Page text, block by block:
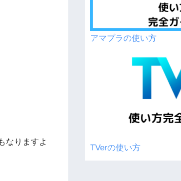
なりますよ
アマプラの使い方
TVerの使い方